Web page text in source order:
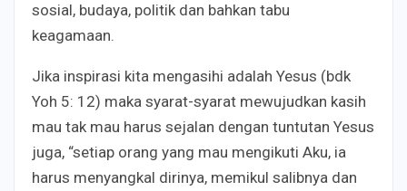
sosial, budaya, politik dan bahkan tabu
keagamaan.
Jika inspirasi kita mengasihi adalah Yesus (bdk
Yoh 5: 12) maka syarat-syarat mewujudkan kasih
mau tak mau harus sejalan dengan tuntutan Yesus
juga, “setiap orang yang mau mengikuti Aku, ia
harus menyangkal dirinya, memikul salibnya dan